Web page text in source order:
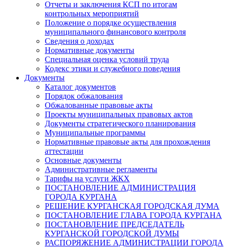
Отчеты и заключения КСП по итогам
контрольных мероприятий
Положение о порядке осуществления
муниципального финансового контроля
Сведения о доходах
Нормативные документы
Специальная оценка условий труда
Кодекс этики и служебного поведения
Документы
Каталог документов
Порядок обжалования
Обжалованные правовые акты
Проекты муниципальных правовых актов
Документы стратегического планирования
Муниципальные программы
Нормативные правовые акты для прохождения
аттестации
Основные документы
Административные регламенты
Тарифы на услуги ЖКХ
ПОСТАНОВЛЕНИЕ АДМИНИСТРАЦИЯ
ГОРОДА КУРГАНА
РЕШЕНИЕ КУРГАНСКАЯ ГОРОДСКАЯ ДУМА
ПОСТАНОВЛЕНИЕ ГЛАВА ГОРОДА КУРГАНА
ПОСТАНОВЛЕНИЕ ПРЕДСЕДАТЕЛЬ
КУРГАНСКОЙ ГОРОДСКОЙ ДУМЫ
РАСПОРЯЖЕНИЕ АДМИНИСТРАЦИИ ГОРОДА